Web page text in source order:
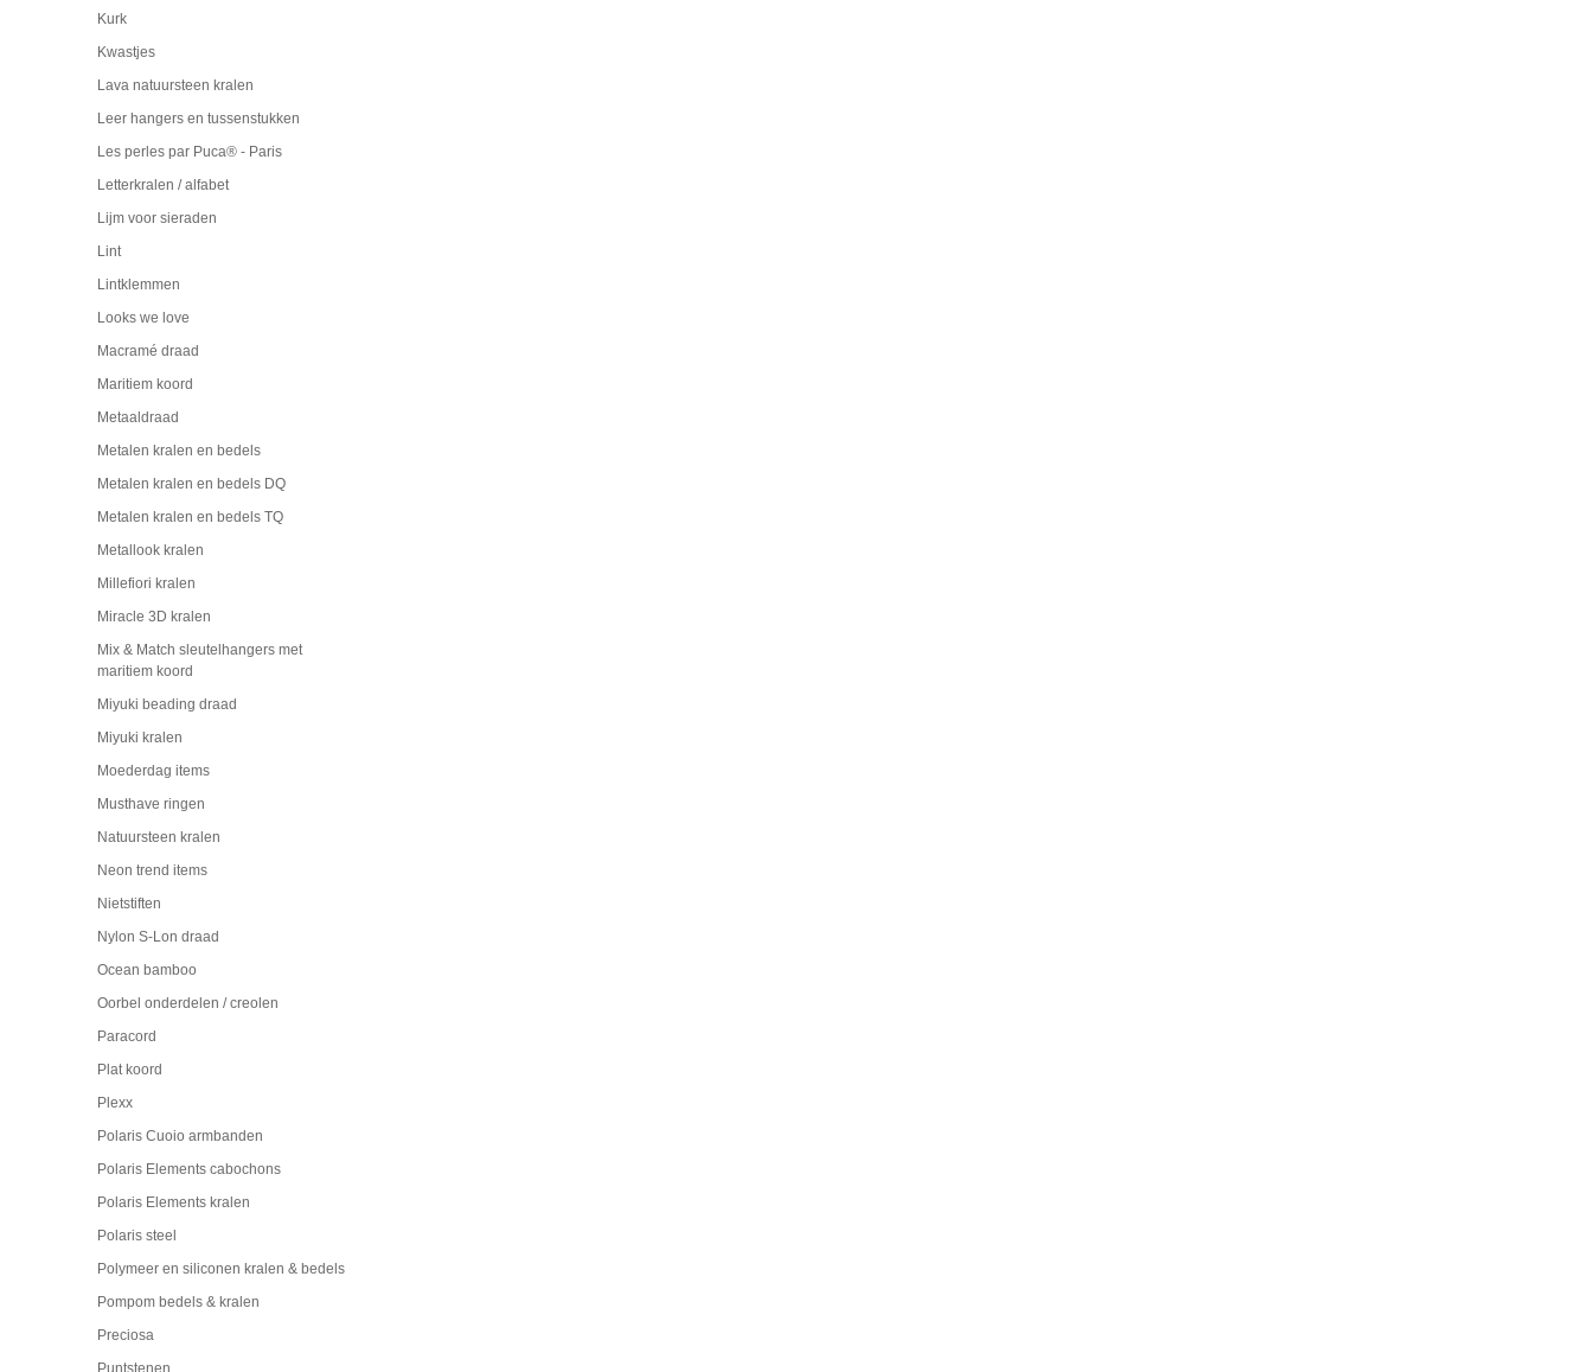
Kurk
Kwastjes
Lava natuursteen kralen
Leer hangers en tussenstukken
Les perles par Puca® - Paris
Letterkralen / alfabet
Lijm voor sieraden
Lint
Lintklemmen
Looks we love
Macramé draad
Maritiem koord
Metaaldraad
Metalen kralen en bedels
Metalen kralen en bedels DQ
Metalen kralen en bedels TQ
Metallook kralen
Millefiori kralen
Miracle 3D kralen
Mix & Match sleutelhangers met
maritiem koord
Miyuki beading draad
Miyuki kralen
Moederdag items
Musthave ringen
Natuursteen kralen
Neon trend items
Nietstiften
Nylon S-Lon draad
Ocean bamboo
Oorbel onderdelen / creolen
Paracord
Plat koord
Plexx
Polaris Cuoio armbanden
Polaris Elements cabochons
Polaris Elements kralen
Polaris steel
Polymeer en siliconen kralen & bedels
Pompom bedels & kralen
Preciosa
Puntstenen